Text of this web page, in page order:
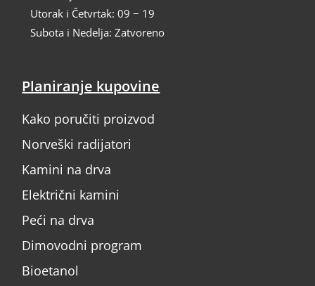
Utorak i Četvrtak: 09 − 19
Subota i Nedelja: Zatvoreno
Planiranje kupovine
Kako poručiti proizvod
Norveški radijatori
Kamini na drva
Električni kamini
Peći na drva
Dimovodni program
Bioetanol